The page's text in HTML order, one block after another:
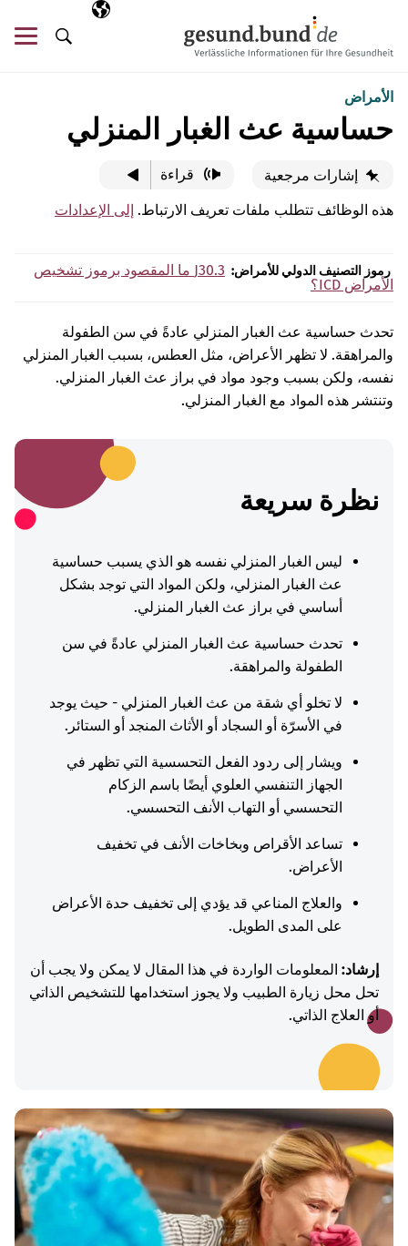
اللغة المختارة
AR
البحث
الأمراض
حساسية عث الغبار المنزلي
إشارات مرجعية قراءة
هذه الوظائف تتطلب ملفات تعريف الارتباط. إلى الإعدادات
رموز التصنيف الدولي للأمراض: J30.3 ما المقصود برموز تشخيص
الأمراض ICD؟
تحدث حساسية عث الغبار المنزلي عادةً في سن الطفولة
والمراهقة. لا تظهر الأعراض، مثل العطس، بسبب الغبار المنزلي
نفسه، ولكن بسبب وجود مواد في براز عث الغبار المنزلي.
وتنتشر هذه المواد مع الغبار المنزلي.
نظرة سريعة
ليس الغبار المنزلي نفسه هو الذي يسبب حساسية
عث الغبار المنزلي، ولكن المواد التي توجد بشكل
أساسي في براز عث الغبار المنزلي.
تحدث حساسية عث الغبار المنزلي عادةً في سن
الطفولة والمراهقة.
لا تخلو أي شقة من عث الغبار المنزلي - حيث يوجد
في الأسرّة أو السجاد أو الأثاث المنجد أو الستائر.
ويشار إلى ردود الفعل التحسسية التي تظهر في
الجهاز التنفسي العلوي أيضًا باسم الزكام
التحسسي أو التهاب الأنف التحسسي.
تساعد الأقراص وبخاخات الأنف في تخفيف
الأعراض.
والعلاج المناعي قد يؤدي إلى تخفيف حدة الأعراض
على المدى الطويل.
إرشاد: المعلومات الواردة في هذا المقال لا يمكن ولا يجب أن
تحل محل زيارة الطبيب ولا يجوز استخدامها للتشخيص الذاتي
أو العلاج الذاتي.